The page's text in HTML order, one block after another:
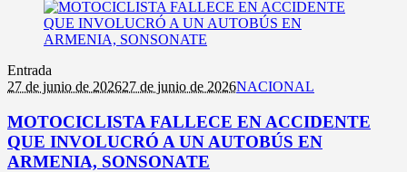
Entrada
27 de junio de 202627 de junio de 2026NACIONAL
MOTOCICLISTA FALLECE EN ACCIDENTE
QUE INVOLUCRÓ A UN AUTOBÚS EN
ARMENIA, SONSONATE